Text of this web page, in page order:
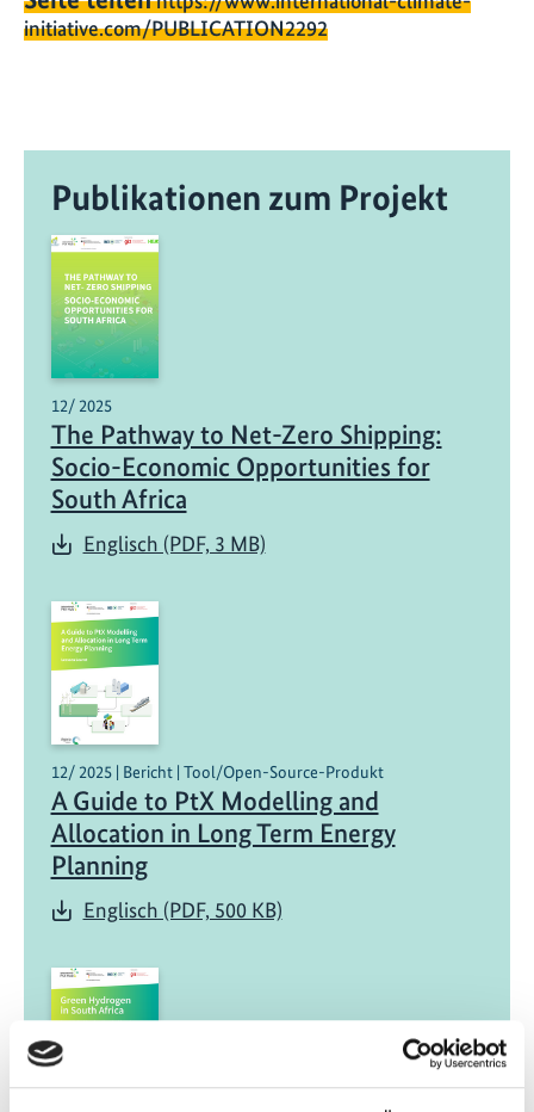
initiative.com/PUBLICATION2292
Publikationen zum Projekt
12/ 2025
The Pathway to Net-Zero Shipping:
Socio-Economic Opportunities for
South Africa
Englisch (PDF, 3 MB)
12/ 2025 | Bericht | Tool/Open-Source-Produkt
A Guide to PtX Modelling and
Allocation in Long Term Energy
Planning
Englisch (PDF, 500 KB)